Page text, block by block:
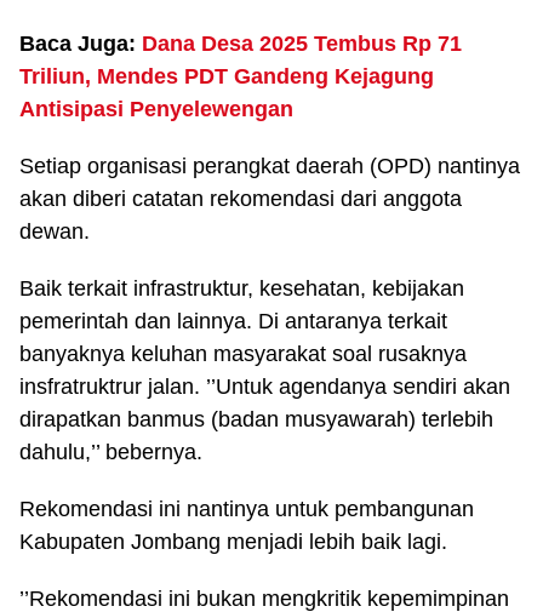
Baca Juga: Dana Desa 2025 Tembus Rp 71
Triliun, Mendes PDT Gandeng Kejagung
Antisipasi Penyelewengan
Setiap organisasi perangkat daerah (OPD) nantinya
akan diberi catatan rekomendasi dari anggota
dewan.
Baik terkait infrastruktur, kesehatan, kebijakan
pemerintah dan lainnya. Di antaranya terkait
banyaknya keluhan masyarakat soal rusaknya
insfratruktrur jalan. ’’Untuk agendanya sendiri akan
dirapatkan banmus (badan musyawarah) terlebih
dahulu,’’ bebernya.
Rekomendasi ini nantinya untuk pembangunan
Kabupaten Jombang menjadi lebih baik lagi.
’’Rekomendasi ini bukan mengkritik kepemimpinan